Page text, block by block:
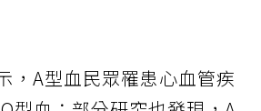
，A型血民眾罹患心血管疾